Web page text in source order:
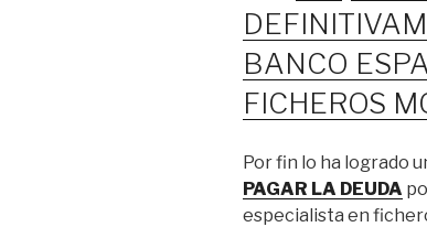
BANCO
FICHEROS
Por fin lo ha logrado
PAGAR LA DEUDA
especialista en